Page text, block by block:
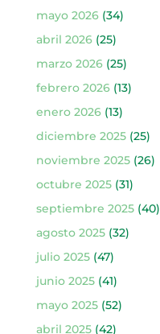
mayo 2026(34)
abril 2026(25)
marzo 2026(25)
febrero 2026(13)
enero 2026(13)
diciembre 2025(25)
noviembre 2025(26)
octubre 2025(31)
septiembre 2025(40)
agosto 2025(32)
julio 2025(47)
junio 2025(41)
mayo 2025(52)
abril 2025(42)